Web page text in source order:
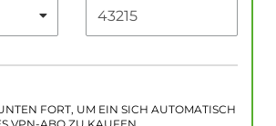
FORT, UM EIN SICH AUTOMATISCH